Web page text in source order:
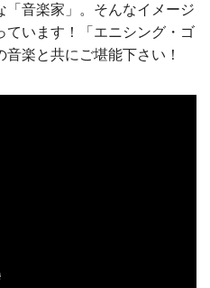
「音楽家」。そんなイメージ
ています！「エニシング・ゴ
楽と共にご堪能下さい！